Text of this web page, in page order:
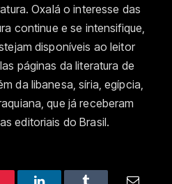
Oxalá o interesse das
continue e se intensifique,
disponíveis ao leitor
páginas da literatura de
da libanesa, síria, egípcia,
que já receberam
editoriais do Brasil.